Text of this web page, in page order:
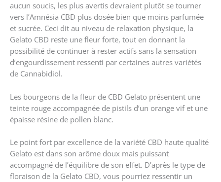
aucun soucis, les plus avertis devraient plutôt se tourner
vers l’Amnésia CBD plus dosée bien que moins parfumée
et sucrée. Ceci dit au niveau de relaxation physique, la
Gelato CBD reste une fleur forte, tout en donnant la
possibilité de continuer à rester actifs sans la sensation
d’engourdissement ressenti par certaines autres variétés
de Cannabidiol.
Les bourgeons de la fleur de CBD Gelato présentent une
teinte rouge accompagnée de pistils d’un orange vif et une
épaisse résine de pollen blanc.
Le point fort par excellence de la variété CBD haute qualité
Gelato est dans son arôme doux mais puissant
accompagné de l’équilibre de son effet. D’après le type de
floraison de la Gelato CBD, vous pourriez ressentir un